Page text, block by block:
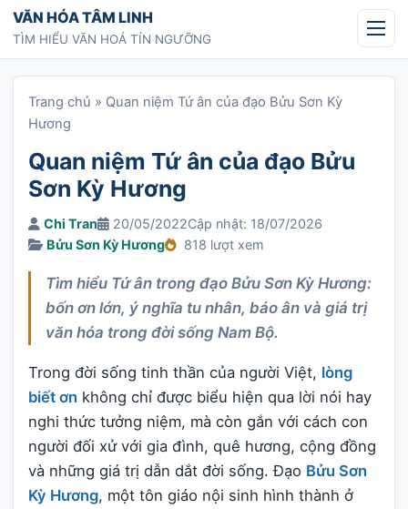
Chuyển tới nội dung
VĂN HÓA TÂM LINH
TÌM HIỂU VĂN HOÁ TÍN NGƯỠNG
Trang chủ » Quan niệm Tứ ân của đạo Bửu Sơn Kỳ
Hương
Quan niệm Tứ ân của đạo Bửu
Sơn Kỳ Hương
Chi Tran 20/05/2022Cập nhật: 18/07/2026
Bửu Sơn Kỳ Hương
818 lượt xem
Tìm hiểu Tứ ân trong đạo Bửu Sơn Kỳ Hương:
bốn ơn lớn, ý nghĩa tu nhân, báo ân và giá trị
văn hóa trong đời sống Nam Bộ.
Trong đời sống tinh thần của người Việt, lòng
biết ơn không chỉ được biểu hiện qua lời nói hay
nghi thức tưởng niệm, mà còn gắn với cách con
người đối xử với gia đình, quê hương, cộng đồng
và những giá trị dẫn dắt đời sống. Đạo Bửu Sơn
Kỳ Hương, một tôn giáo nội sinh hình thành ở